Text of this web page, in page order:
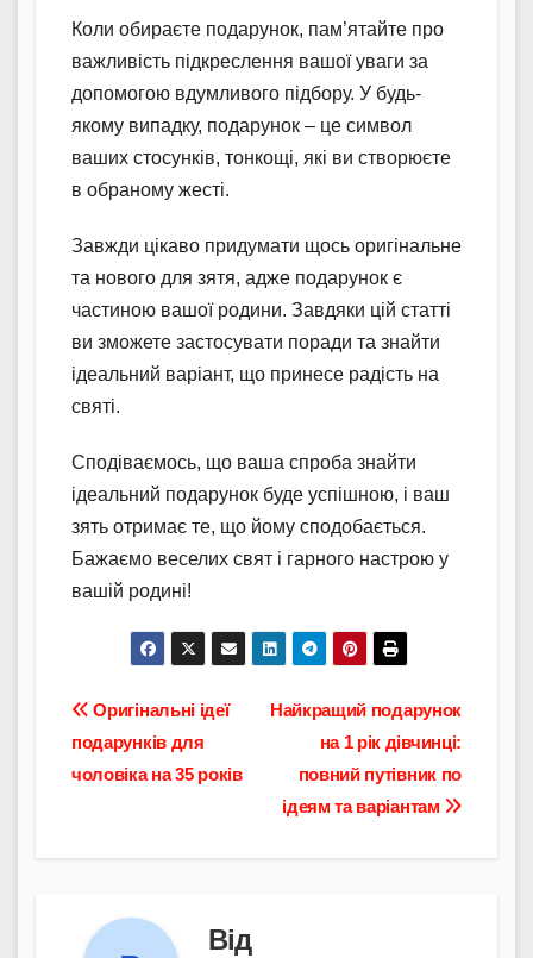
Коли обираєте подарунок, пам’ятайте про
важливість підкреслення вашої уваги за
допомогою вдумливого підбору. У будь-
якому випадку, подарунок – це символ
ваших стосунків, тонкощі, які ви створюєте
в обраному жесті.
Завжди цікаво придумати щось оригінальне
та нового для зятя, адже подарунок є
частиною вашої родини. Завдяки цій статті
ви зможете застосувати поради та знайти
ідеальний варіант, що принесе радість на
святі.
Сподіваємось, що ваша спроба знайти
ідеальний подарунок буде успішною, і ваш
зять отримає те, що йому сподобається.
Бажаємо веселих свят і гарного настрою у
вашій родині!
Навігація
записів
Найкращий подарунок
на 1 рік дівчинці:
повний путівник по
ідеям та варіантам
Оригінальні ідеї
подарунків для
чоловіка на 35 років
Від